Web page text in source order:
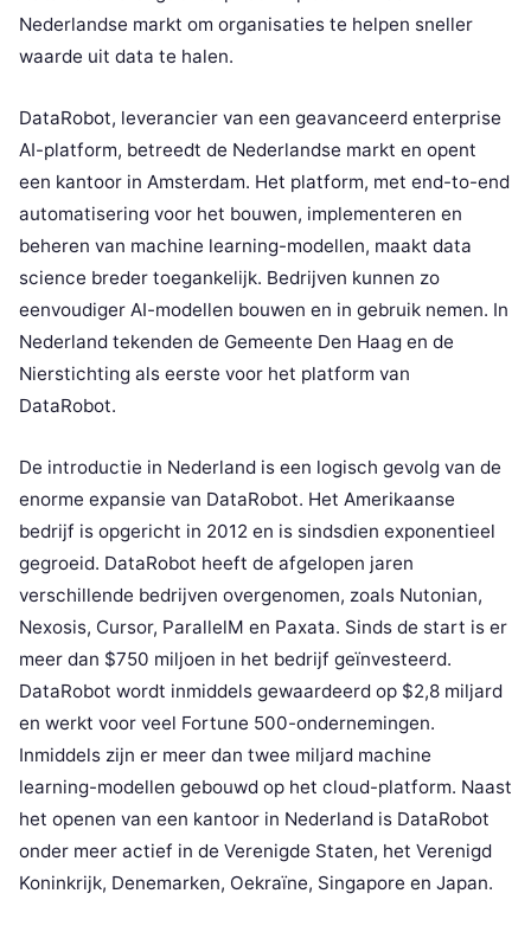
Nederlandse markt om organisaties te helpen sneller
waarde uit data te halen.
DataRobot, leverancier van een geavanceerd enterprise
AI-platform, betreedt de Nederlandse markt en opent
een kantoor in Amsterdam. Het platform, met end-to-end
automatisering voor het bouwen, implementeren en
beheren van machine learning-modellen, maakt data
science breder toegankelijk. Bedrijven kunnen zo
eenvoudiger AI-modellen bouwen en in gebruik nemen. In
Nederland tekenden de Gemeente Den Haag en de
Nierstichting als eerste voor het platform van
DataRobot.
De introductie in Nederland is een logisch gevolg van de
enorme expansie van DataRobot. Het Amerikaanse
bedrijf is opgericht in 2012 en is sindsdien exponentieel
gegroeid. DataRobot heeft de afgelopen jaren
verschillende bedrijven overgenomen, zoals Nutonian,
Nexosis, Cursor, ParallelM en Paxata. Sinds de start is er
meer dan $750 miljoen in het bedrijf geïnvesteerd.
DataRobot wordt inmiddels gewaardeerd op $2,8 miljard
en werkt voor veel Fortune 500-ondernemingen.
Inmiddels zijn er meer dan twee miljard machine
learning-modellen gebouwd op het cloud-platform. Naast
het openen van een kantoor in Nederland is DataRobot
onder meer actief in de Verenigde Staten, het Verenigd
Koninkrijk, Denemarken, Oekraïne, Singapore en Japan.